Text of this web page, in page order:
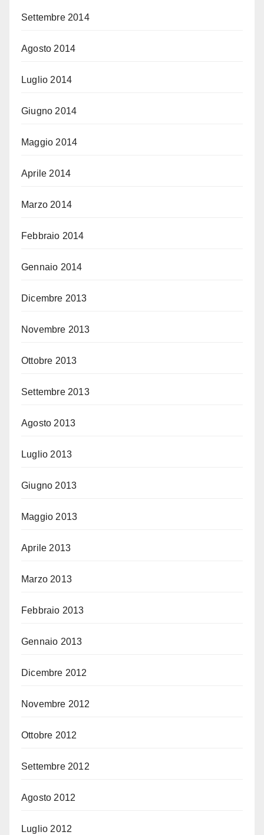
Settembre 2014
Agosto 2014
Luglio 2014
Giugno 2014
Maggio 2014
Aprile 2014
Marzo 2014
Febbraio 2014
Gennaio 2014
Dicembre 2013
Novembre 2013
Ottobre 2013
Settembre 2013
Agosto 2013
Luglio 2013
Giugno 2013
Maggio 2013
Aprile 2013
Marzo 2013
Febbraio 2013
Gennaio 2013
Dicembre 2012
Novembre 2012
Ottobre 2012
Settembre 2012
Agosto 2012
Luglio 2012